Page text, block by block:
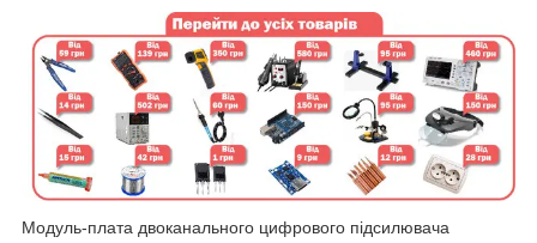
Модуль-плата двоканального цифрового підсилювача